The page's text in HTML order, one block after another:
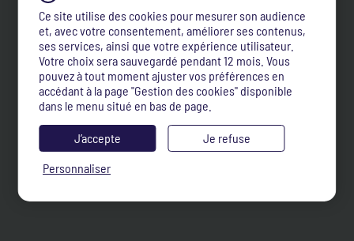
Ce site utilise des cookies pour mesurer son audience
et, avec votre consentement, améliorer ses contenus,
ses services, ainsi que votre expérience utilisateur.
Votre choix sera sauvegardé pendant 12 mois. Vous
pouvez à tout moment ajuster vos préférences en
accédant à la page "Gestion des cookies" disponible
dans le menu situé en bas de page.
J’accepte
Je refuse
Personnaliser